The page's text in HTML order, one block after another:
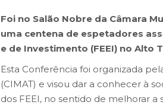
Foi no Salão Nobre da Câmara
uma centena de espetadores
e de Investimento (FEEI) no Alto
Esta Conferência foi organizada
(CIMAT) e visou dar a conhecer à
dos FEEI, no sentido de melhorar